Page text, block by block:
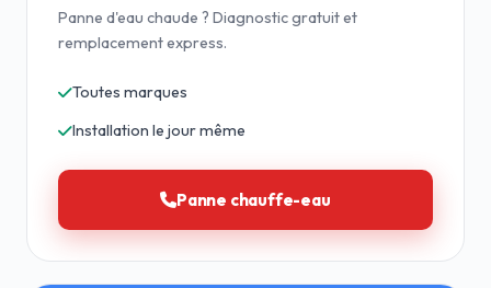
Panne d'eau chaude ? Diagnostic gratuit et
remplacement express.
Toutes marques
Installation le jour même
Panne chauffe-eau